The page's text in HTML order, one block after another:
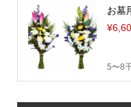
お墓
5〜8